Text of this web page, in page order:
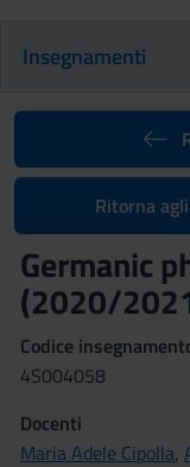
Insegnamenti
Ritorna
Germanic
(2020/
Codice
4S004058
Docenti
Maria Adele Cipolla,